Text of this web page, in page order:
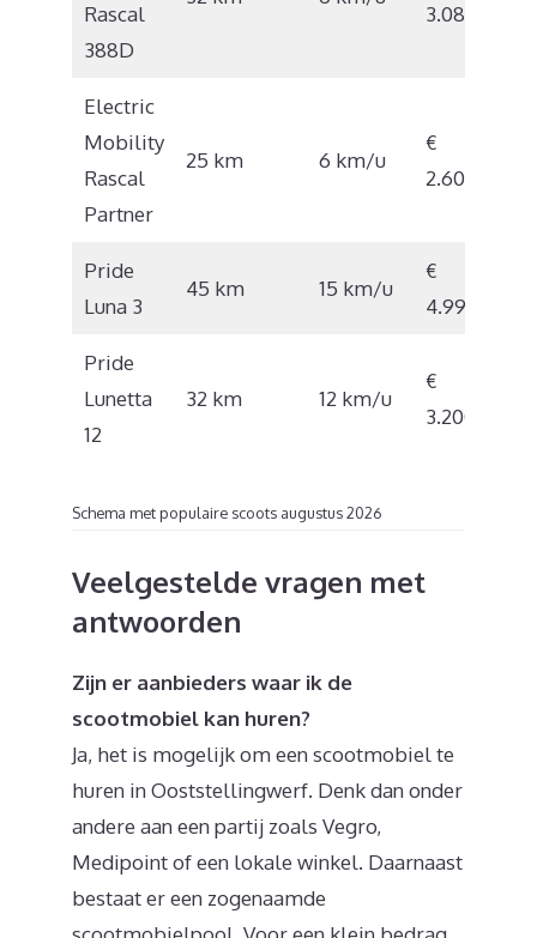
Rascal
388D
3.085
Electric
Mobility
Rascal
Partner
25 km 6 km/u
€
2.605
Pride
Luna 3
45 km 15 km/u
€
4.999
Pride
Lunetta
12
32 km 12 km/u
€
3.200
Schema met populaire scoots augustus 2026
Veelgestelde vragen met
antwoorden
Zijn er aanbieders waar ik de
scootmobiel kan huren?
Ja, het is mogelijk om een scootmobiel te
huren in Ooststellingwerf. Denk dan onder
andere aan een partij zoals Vegro,
Medipoint of een lokale winkel. Daarnaast
bestaat er een zogenaamde